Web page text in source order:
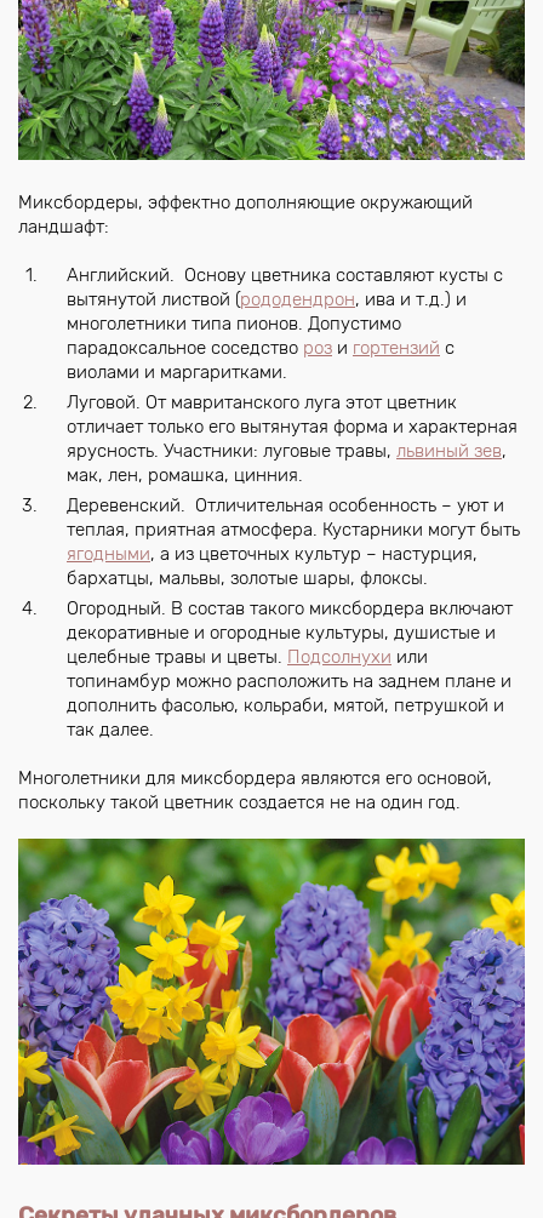
Миксбордеры, эффектно дополняющие окружающий
ландшафт:
Английский. Основу цветника составляют кусты с
вытянутой листвой (рододендрон, ива и т.д.) и
многолетники типа пионов. Допустимо
парадоксальное соседство роз и гортензий с
виолами и маргаритками.
Луговой. От мавританского луга этот цветник
отличает только его вытянутая форма и характерная
ярусность. Участники: луговые травы, львиный зев,
мак, лен, ромашка, цинния.
Деревенский. Отличительная особенность – уют и
теплая, приятная атмосфера. Кустарники могут быть
ягодными, а из цветочных культур – настурция,
бархатцы, мальвы, золотые шары, флоксы.
Огородный. В состав такого миксбордера включают
декоративные и огородные культуры, душистые и
целебные травы и цветы. Подсолнухи или
топинамбур можно расположить на заднем плане и
дополнить фасолью, кольраби, мятой, петрушкой и
так далее.
Многолетники для миксбордера являются его основой,
поскольку такой цветник создается не на один год.